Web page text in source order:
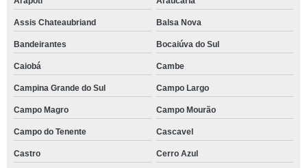
Assis Chateaubriand Balsa Nova
Bandeirantes Bocaiúva do Sul
Caiobá Cambe
Campina Grande do Sul Campo Largo
Campo Magro Campo Mourão
Campo do Tenente Cascavel
Castro Cerro Azul